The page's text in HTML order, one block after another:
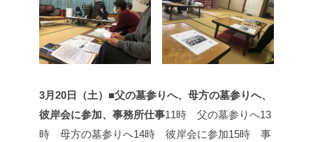
3月20日（土）■父の墓参りへ、母方の墓参りへ、
彼岸会に参加、事務所仕事11時 父の墓参りへ13
時 母方の墓参りへ14時 彼岸会に参加15時 事